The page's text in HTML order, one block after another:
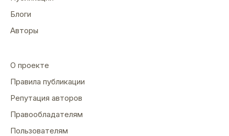
Блоги
Авторы
О проекте
Правила публикации
Репутация авторов
Правообладателям
Пользователям